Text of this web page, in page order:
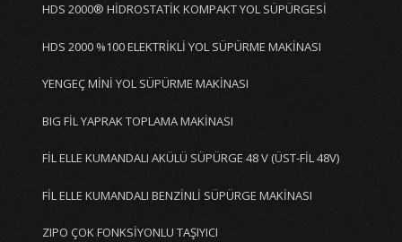
HDS 2000® HİDROSTATİK KOMPAKT YOL SÜPÜRGESİ
HDS 2000 %100 ELEKTRİKLİ YOL SÜPÜRME MAKİNASI
YENGEÇ MİNİ YOL SÜPÜRME MAKİNASI
BIG FİL YAPRAK TOPLAMA MAKİNASI
FİL ELLE KUMANDALI AKÜLÜ SÜPÜRGE 48 V (ÜST-FİL 48V)
FİL ELLE KUMANDALI BENZİNLİ SÜPÜRGE MAKİNASI
ZIPO ÇOK FONKSİYONLU TAŞIYICI